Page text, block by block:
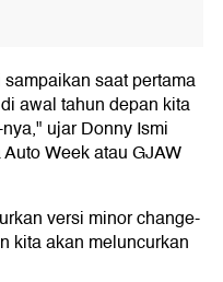
saat pertama
awal tahun depan kita
ujar Donny Ismi
Week atau GJAW
versi minor change-
kita akan meluncurkan